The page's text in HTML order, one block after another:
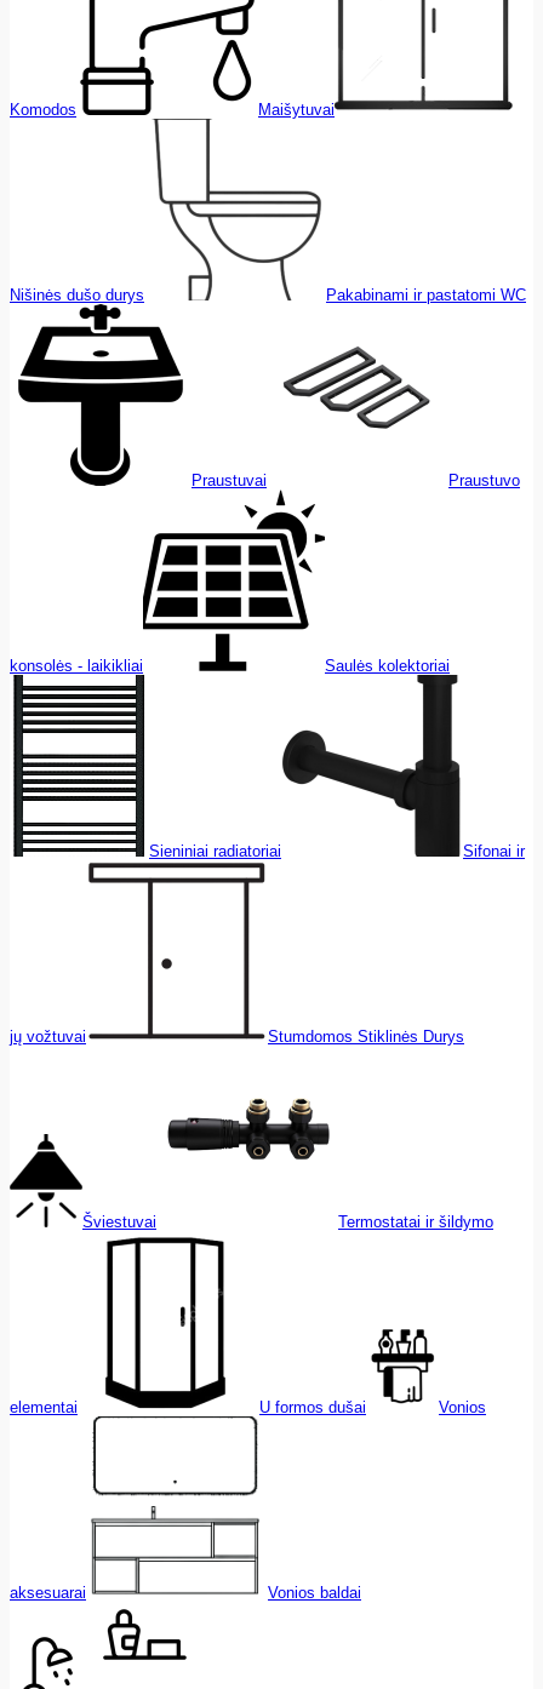
Komodos Maišytuvai
Nišinės dušo durys Pakabinami ir pastatomi WC
Praustuvai Praustuvo
konsolės - laikikliai Saulės kolektoriai
Sieniniai radiatoriai Sifonai ir
jų vožtuvai Stumdomos Stiklinės Durys
Šviestuvai Termostatai ir šildymo
elementai U formos dušai Vonios
aksesuarai Vonios baldai